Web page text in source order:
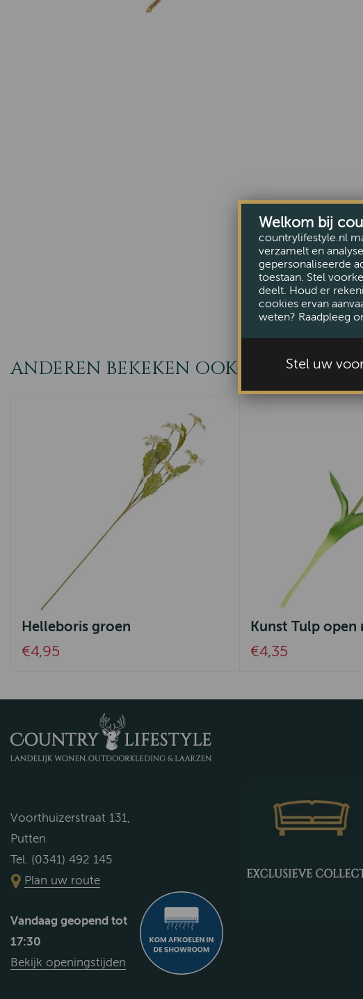
ANDEREN BEKEKEN OOK
Helleboris groen
€4,95
Kunst Tulp
€4,35
Voorthuizerstraat 131,
Putten
Tel. (0341) 492 145
Plan uw route
Vandaag geopend tot
17:30
Bekijk openingstijden
Welkom bij
countrylifestyle.nl
verzamelt en
gepersonaliseerde
toestaan. Stel
deelt. Houd er
cookies ervan
weten? Raadpleeg
Stel uw